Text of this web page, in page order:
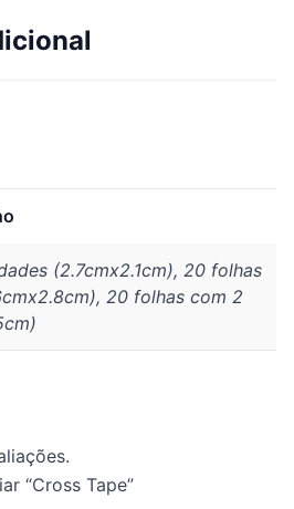
(2.7cmx2.1cm), 20 folhas
20 folhas com 2
“Cross Tape”